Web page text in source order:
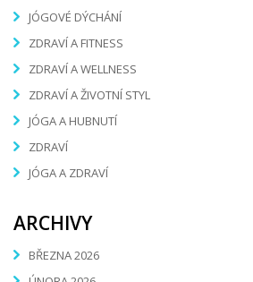
JÓGOVÉ DÝCHÁNÍ
ZDRAVÍ A FITNESS
ZDRAVÍ A WELLNESS
ZDRAVÍ A ŽIVOTNÍ STYL
JÓGA A HUBNUTÍ
ZDRAVÍ
JÓGA A ZDRAVÍ
ARCHIVY
BŘEZNA 2026